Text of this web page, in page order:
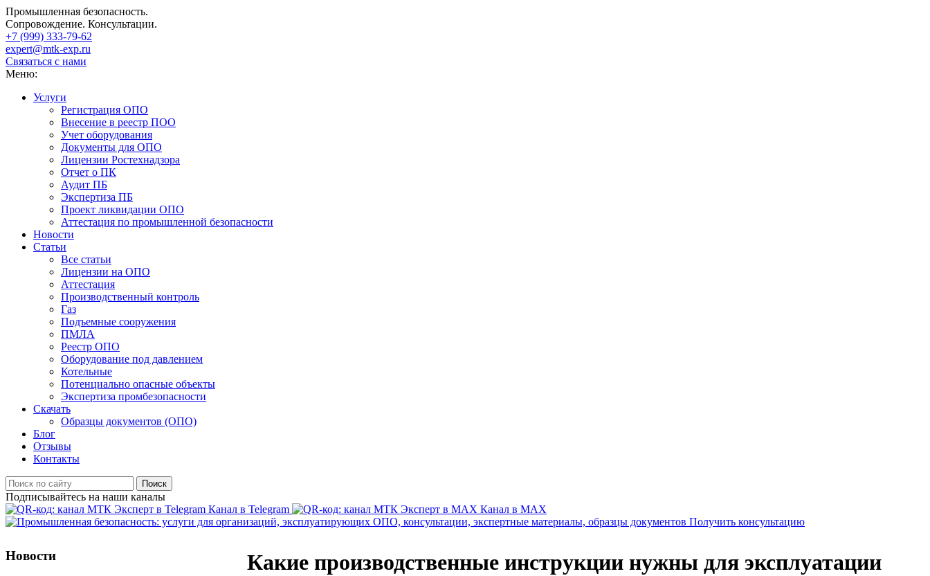
Промышленная безопасность.
Сопровождение. Консультации.
+7 (999) 333-79-62
expert@mtk-exp.ru
Связаться с нами
Меню:
Услуги
Регистрация ОПО
Внесение в реестр ПОО
Учет оборудования
Документы для ОПО
Лицензии Ростехнадзора
Отчет о ПК
Аудит ПБ
Экспертиза ПБ
Проект ликвидации ОПО
Аттестация по промышленной безопасности
Новости
Статьи
Все статьи
Лицензии на ОПО
Аттестация
Производственный контроль
Газ
Подъемные сооружения
ПМЛА
Реестр ОПО
Оборудование под давлением
Котельные
Потенциально опасные объекты
Экспертиза промбезопасности
Скачать
Образцы документов (ОПО)
Блог
Отзывы
Контакты
Поиск
Подписывайтесь на наши каналы
Канал в Telegram
Канал в MAX
Получить консультацию
Новости
Какие производственные инструкции нужны для эксплуатации